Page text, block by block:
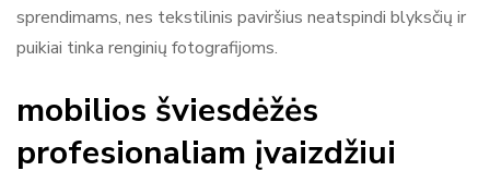
sprendimams, nes tekstilinis paviršius neatspindi blyksčių ir
puikiai tinka renginių fotografijoms.
mobilios šviesdėžės
profesionaliam įvaizdžiui